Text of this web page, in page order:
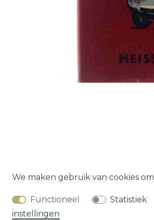
We maken gebruik van cookies
Functioneel Statistiek
instellingen